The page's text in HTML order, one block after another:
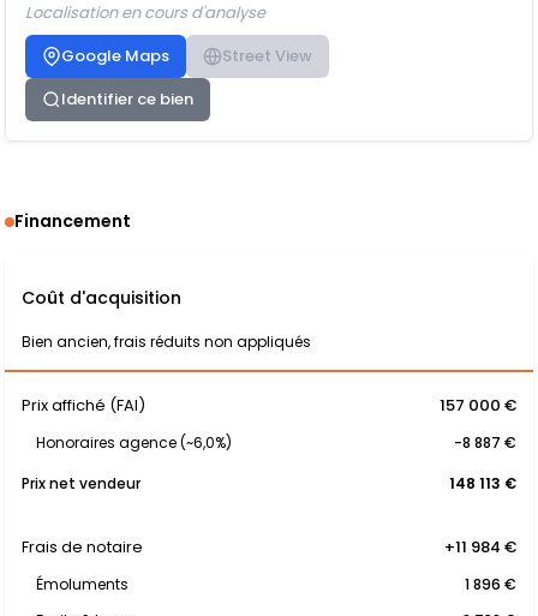
Localisation en cours d'analyse
Google Maps
Street View
Identifier ce bien
Financement
Coût d'acquisition
Bien ancien, frais réduits non appliqués
Prix affiché (FAI) 157 000 €
Honoraires agence (~6,0%)
-8 887 €
Prix net vendeur
148 113 €
Frais de notaire +11 984 €
Émoluments
1 896 €